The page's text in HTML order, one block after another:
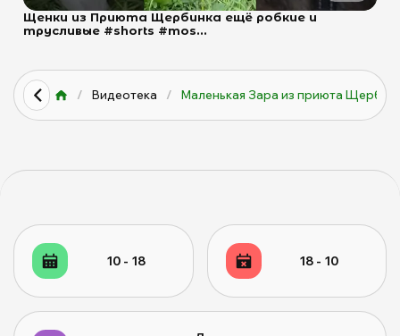
Щенки из Приюта Щербинка ещё робкие и
трусливые #shorts #mos...
/ Видеотека / Маленькая Зара из приюта Щерби...
10 - 18 18 - 10